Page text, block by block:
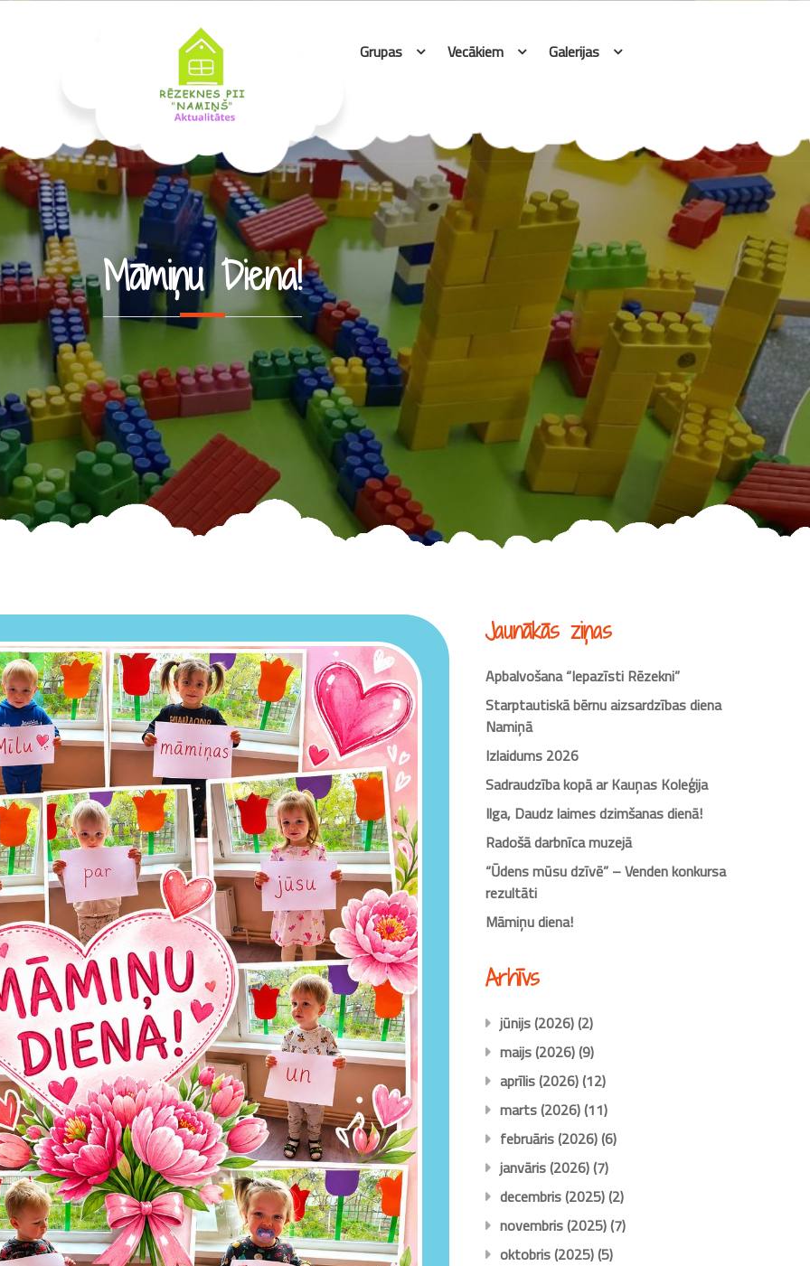
Grupas Vecākiem Galerijas
Māmiņu Diena!
Jaunākās ziņas
Apbalvošana “Iepazīsti Rēzekni”
Starptautiskā bērnu aizsardzības diena
Namiņā
Izlaidums 2026
Sadraudzība kopā ar Kauņas Koleģija
Ilga, Daudz laimes dzimšanas dienā!
Radošā darbnīca muzejā
“Ūdens mūsu dzīvē” – Venden konkursa
rezultāti
Māmiņu diena!
Arhīvs
jūnijs (2026)(2)
maijs (2026)(9)
aprīlis (2026)(12)
marts (2026)(11)
februāris (2026)(6)
janvāris (2026)(7)
decembris (2025)(2)
novembris (2025)(7)
oktobris (2025)(5)